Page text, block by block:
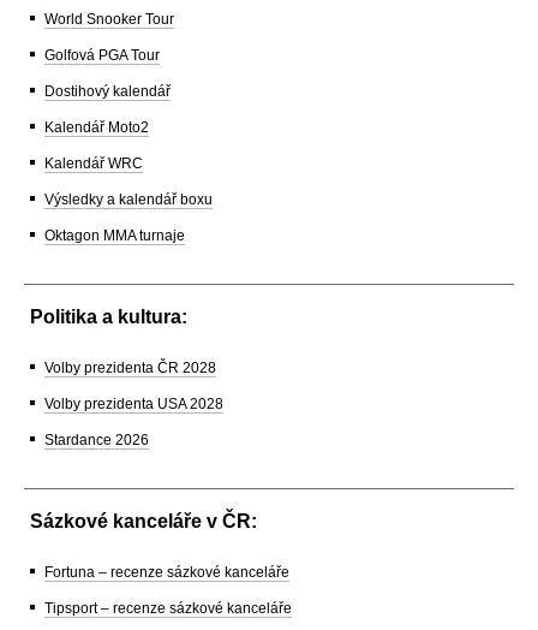
World Snooker Tour
Golfová PGA Tour
Dostihový kalendář
Kalendář Moto2
Kalendář WRC
Výsledky a kalendář boxu
Oktagon MMA turnaje
Politika a kultura:
Volby prezidenta ČR 2028
Volby prezidenta USA 2028
Stardance 2026
Sázkové kanceláře v ČR:
Fortuna – recenze sázkové kanceláře
Tipsport – recenze sázkové kanceláře